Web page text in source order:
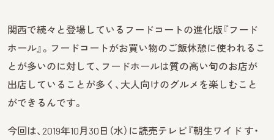
関西で続々と登場しているフードコートの進化版『フード
ホール』。フードコートがお買い物のご飯休憩に使われるこ
とが多いのに対して、フードホールは質の高い旬のお店が
出店していることが多く、大人向けのグルメを楽しむこと
ができるんです。
今回は、2019年10月30日（水）に読売テレビ『朝生ワイド す・